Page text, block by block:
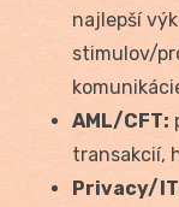
najlepší
stimulov/
AML/CFT:
transakcií,
Privacy/